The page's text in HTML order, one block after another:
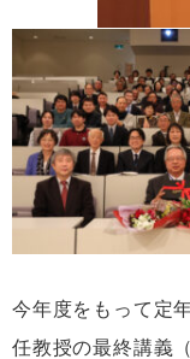
今年度をもって定
任教授の最終講義